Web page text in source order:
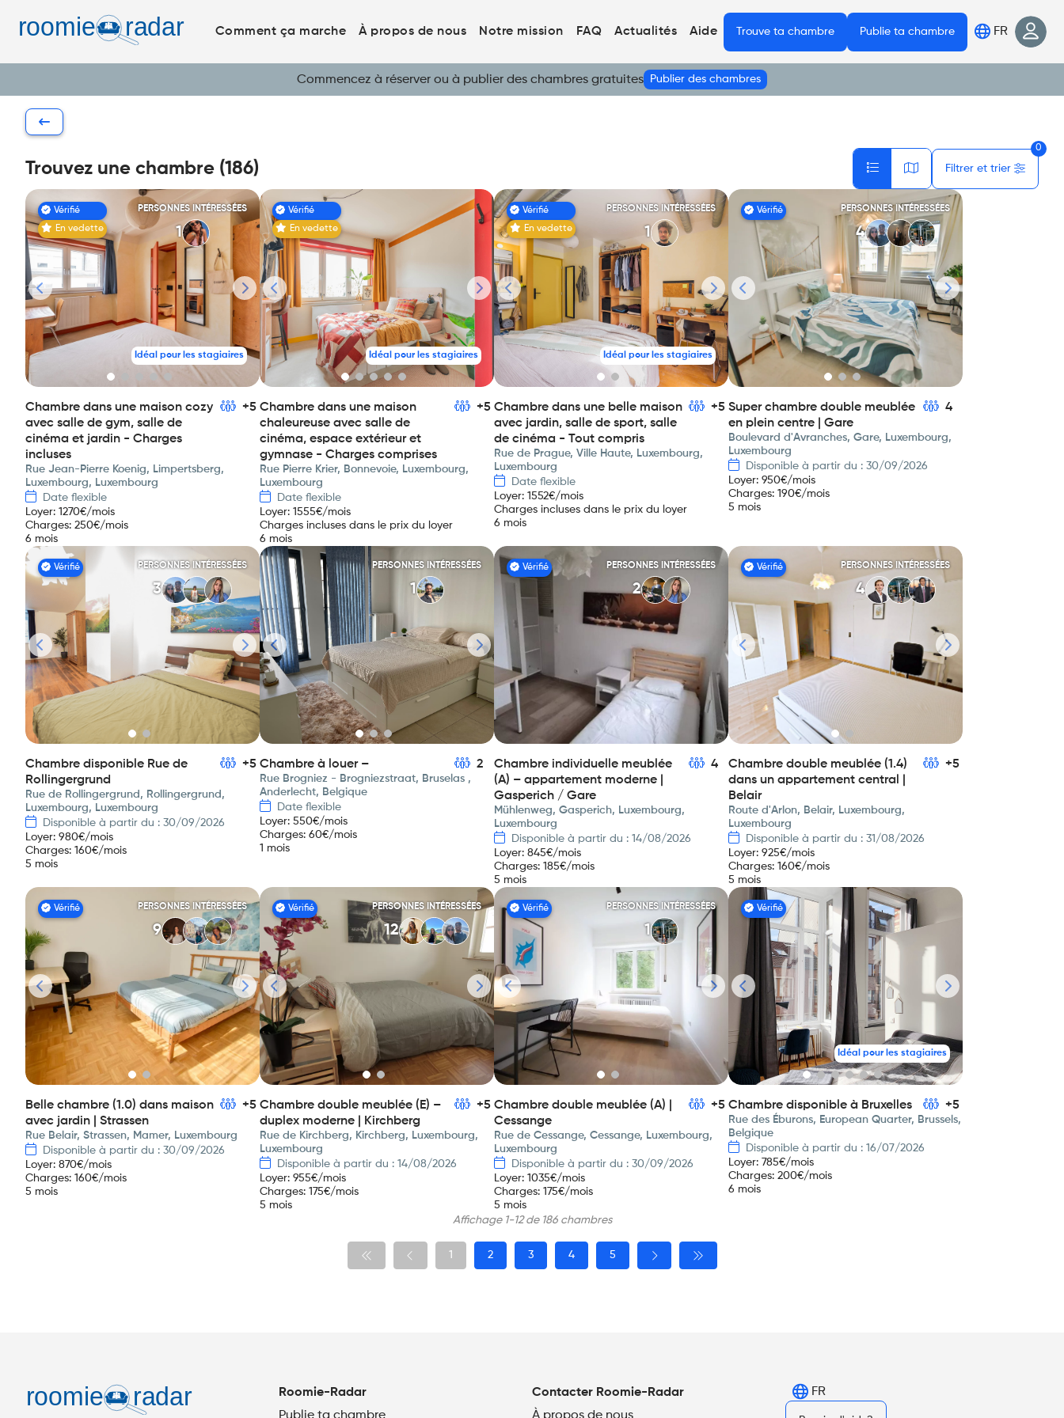
Comment ça marche À propos de nous Notre mission FAQ Actualités Aide Trouve ta chambre Publie ta chambre FR
Commencez à réserver ou à publier des chambres gratuites Publier des chambres
Trouvez une chambre (186)
0
Filtrer et trier
Vérifié
En vedette
PERSONNES INTÉRESSÉES
1
Idéal pour les stagiaires
Chambre dans une maison cozy
avec salle de gym, salle de
cinéma et jardin - Charges
incluses
+5
Rue Jean-Pierre Koenig, Limpertsberg,
Luxembourg, Luxembourg
Date flexible
Loyer: 1270€/mois
Charges: 250€/mois
6 mois
Vérifié
En vedette
Idéal pour les stagiaires
Chambre dans une maison
chaleureuse avec salle de
cinéma, espace extérieur et
gymnase - Charges comprises
+5
Rue Pierre Krier, Bonnevoie, Luxembourg,
Luxembourg
Date flexible
Loyer: 1555€/mois
Charges incluses dans le prix du loyer
6 mois
Vérifié
En vedette
PERSONNES INTÉRESSÉES
1
Idéal pour les stagiaires
Chambre dans une belle maison
avec jardin, salle de sport, salle
de cinéma - Tout compris
+5
Rue de Prague, Ville Haute, Luxembourg,
Luxembourg
Date flexible
Loyer: 1552€/mois
Charges incluses dans le prix du loyer
6 mois
Vérifié PERSONNES INTÉRESSÉES
4
Super chambre double meublée
en plein centre | Gare
4
Boulevard d'Avranches, Gare, Luxembourg,
Luxembourg
Disponible à partir du : 30/09/2026
Loyer: 950€/mois
Charges: 190€/mois
5 mois
Vérifié PERSONNES INTÉRESSÉES
3
Chambre disponible Rue de
Rollingergrund
+5
Rue de Rollingergrund, Rollingergrund,
Luxembourg, Luxembourg
Disponible à partir du : 30/09/2026
Loyer: 980€/mois
Charges: 160€/mois
5 mois
PERSONNES INTÉRESSÉES
1
Chambre à louer – 2
Rue Brogniez - Brogniezstraat, Bruselas ,
Anderlecht, Belgique
Date flexible
Loyer: 550€/mois
Charges: 60€/mois
1 mois
Vérifié PERSONNES INTÉRESSÉES
2
Chambre individuelle meublée
(A) – appartement moderne |
Gasperich / Gare
4
Mühlenweg, Gasperich, Luxembourg,
Luxembourg
Disponible à partir du : 14/08/2026
Loyer: 845€/mois
Charges: 185€/mois
5 mois
Vérifié PERSONNES INTÉRESSÉES
4
Chambre double meublée (1.4)
dans un appartement central |
Belair
+5
Route d'Arlon, Belair, Luxembourg,
Luxembourg
Disponible à partir du : 31/08/2026
Loyer: 925€/mois
Charges: 160€/mois
5 mois
Vérifié PERSONNES INTÉRESSÉES
9
Belle chambre (1.0) dans maison
avec jardin | Strassen
+5
Rue Belair, Strassen, Mamer, Luxembourg
Disponible à partir du : 30/09/2026
Loyer: 870€/mois
Charges: 160€/mois
5 mois
Vérifié PERSONNES INTÉRESSÉES
12
Chambre double meublée (E) –
duplex moderne | Kirchberg
+5
Rue de Kirchberg, Kirchberg, Luxembourg,
Luxembourg
Disponible à partir du : 14/08/2026
Loyer: 955€/mois
Charges: 175€/mois
5 mois
Vérifié PERSONNES INTÉRESSÉES
1
Chambre double meublée (A) |
Cessange
+5
Rue de Cessange, Cessange, Luxembourg,
Luxembourg
Disponible à partir du : 30/09/2026
Loyer: 1035€/mois
Charges: 175€/mois
5 mois
Vérifié
Idéal pour les stagiaires
Chambre disponible à Bruxelles +5
Rue des Éburons, European Quarter, Brussels,
Belgique
Disponible à partir du : 16/07/2026
Loyer: 785€/mois
Charges: 200€/mois
6 mois
Affichage 1-12 de 186 chambres
1 2 3 4 5
Roomie-Radar
Contacter Roomie-Radar
FR